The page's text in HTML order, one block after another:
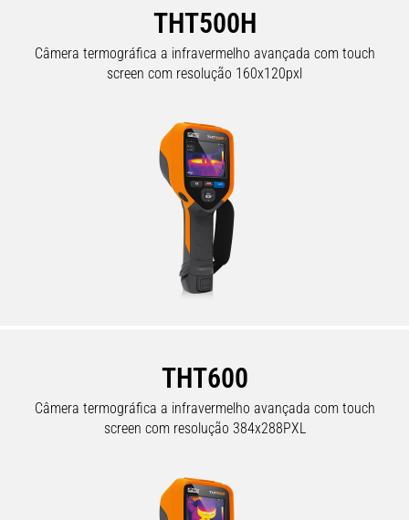
THT500H
Câmera termográfica a infravermelho avançada com touch
screen com resolução 160x120pxl
THT600
Câmera termográfica a infravermelho avançada com touch
screen com resolução 384x288PXL